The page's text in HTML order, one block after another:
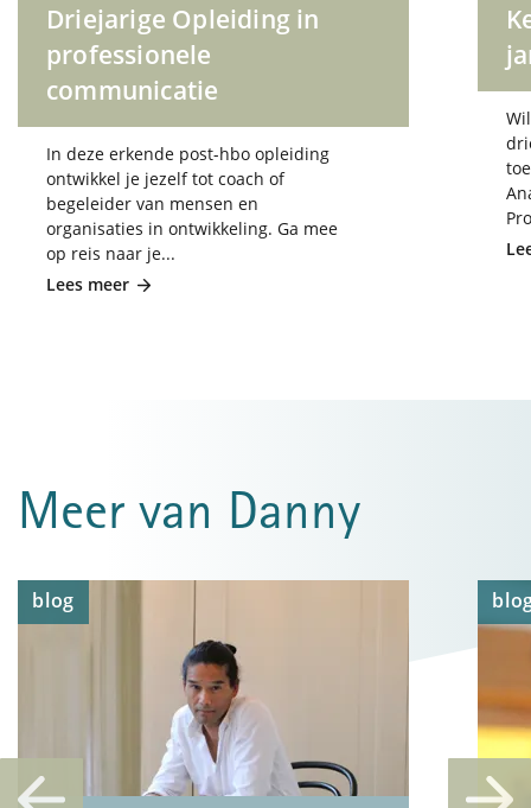
Driejarige Opleiding in
professionele
communicatie
In deze erkende post-hbo opleiding
ontwikkel je jezelf tot coach of
begeleider van mensen en
organisaties in ontwikkeling. Ga mee
op reis naar je...
Lees meer
Meer van Danny
blog